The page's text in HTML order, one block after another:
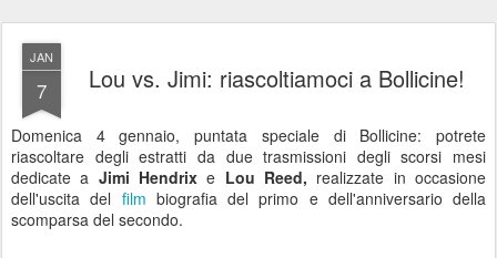
JAN
7 Lou vs. Jimi: riascoltiamoci a Bollicine!
Domenica 4 gennaio, puntata speciale di Bollicine: potrete
riascoltare degli estratti da due trasmissioni degli scorsi mesi
dedicate a Jimi Hendrixe Lou Reed, realizzate in occasione
dell'uscita del film biografia del primo e dell'anniversario della
scomparsa del secondo.